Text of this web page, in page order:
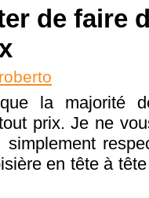
de faire
roberto
la majorité
prix. Je ne
en tête à